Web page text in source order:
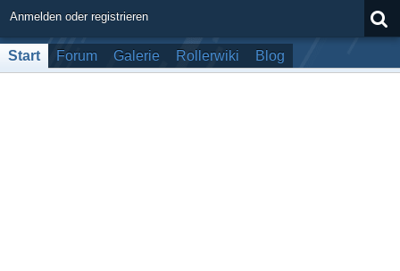
Anmelden oder registrieren
Start Forum Galerie Rollerwiki Blog